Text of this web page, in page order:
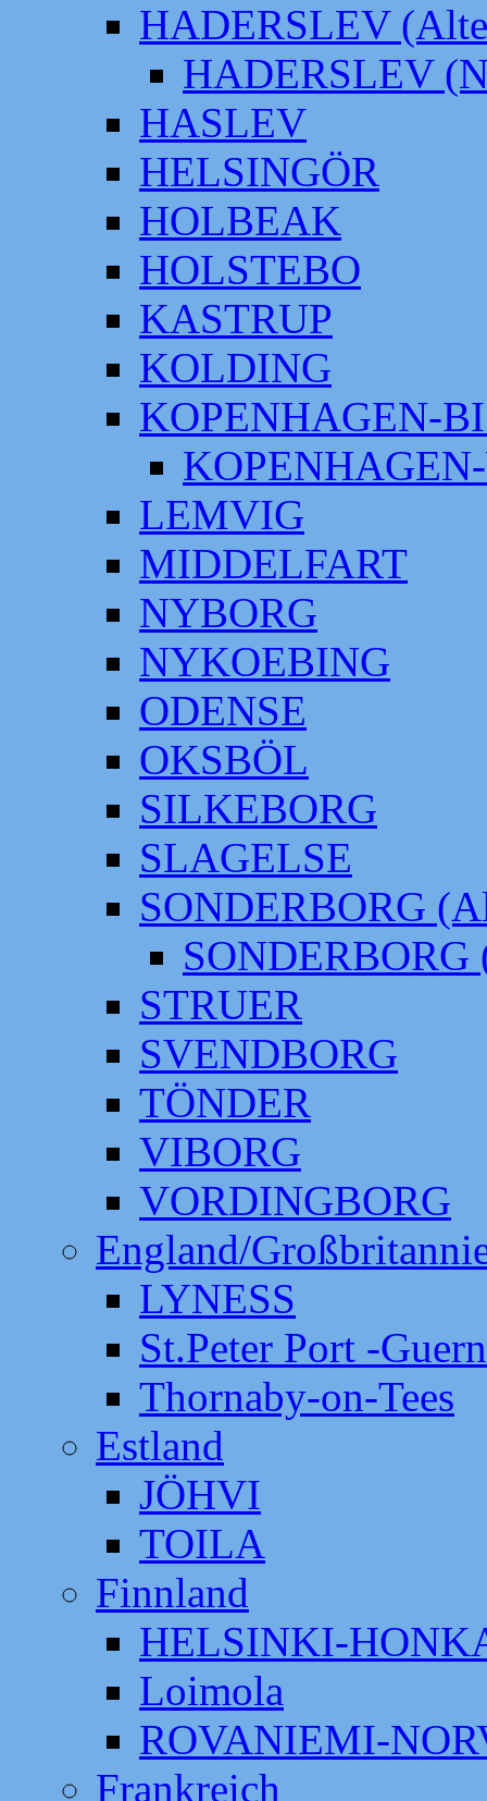
HADERSLEV
HADERSLEV
HASLEV
HELSINGÖR
HOLBEAK
HOLSTEBO
KASTRUP
KOLDING
KOPENHAGEN-
LEMVIG
MIDDELFART
NYBORG
NYKOEBING
ODENSE
OKSBÖL
SILKEBORG
SLAGELSE
SONDERBORG
SONDERBORG
STRUER
SVENDBORG
TÖNDER
VIBORG
VORDINGBORG
England/
LYNESS
St.Peter Port -
Thornaby-on-Tees
Estland
JÖHVI
TOILA
Finnland
HELSINKI-
Loimola
ROVANIEMI-
Frankreich